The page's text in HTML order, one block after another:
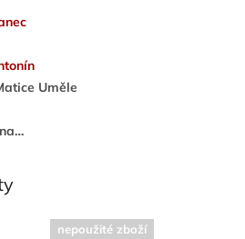
Uměle
nepoužité zboží